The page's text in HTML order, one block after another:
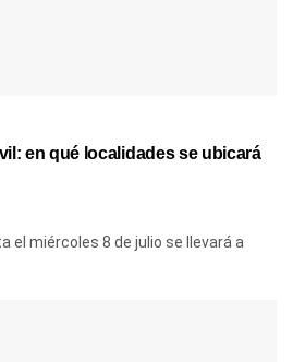
en qué localidades se ubicará
el miércoles 8 de julio se llevará a